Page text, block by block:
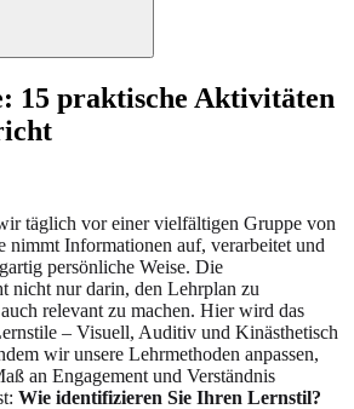
15 praktische Aktivitäten
täglich vor einer vielfältigen Gruppe von
nimmt Informationen auf, verarbeitet und
persönliche Weise. Die
nicht nur darin, den Lehrplan zu
relevant zu machen. Hier wird das
– Visuell, Auditiv und Kinästhetisch
wir unsere Lehrmethoden anpassen,
an Engagement und Verständnis
Wie identifizieren Sie Ihren Lernstil?